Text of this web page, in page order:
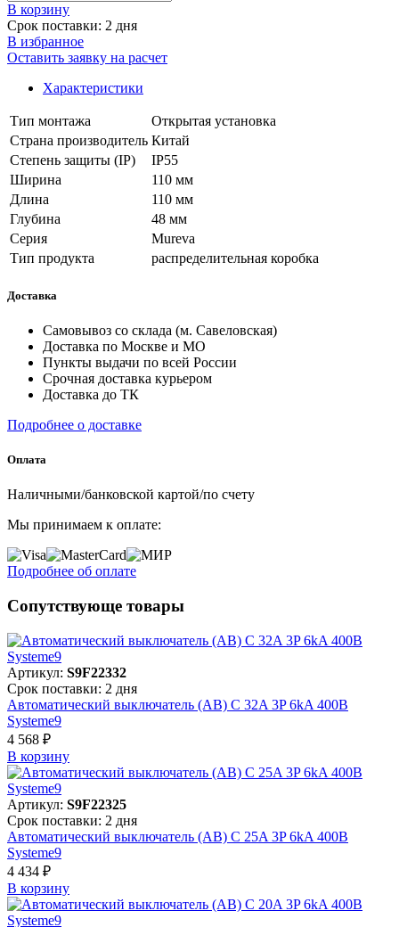
В корзинy
Срок поставки: 2 дня
В избранное
Оставить заявку на расчет
Характеристики
Тип монтажа
Открытая установка
Страна производитель Китай
Степень защиты (IP)
IP55
Ширина
110 мм
Длина
110 мм
Глубина
48 мм
Серия
Mureva
Тип продукта
распределительная коробка
Доставка
Самовывоз со склада (м. Савеловская)
Доставка по Москве и МО
Пункты выдачи по всей России
Срочная доставка курьером
Доставка до ТК
Подробнее о доставке
Оплата
Наличными/банковской картой/по счету
Мы принимаем к оплате:
Подробнее об оплате
Сопутствующе товары
Артикул: S9F22332
Срок поставки: 2 дня
Автоматический выключатель (АВ) C 32A 3P 6kA 400В
Systeme9
4 568 ₽
В корзинy
Артикул: S9F22325
Срок поставки: 2 дня
Автоматический выключатель (АВ) C 25A 3P 6kA 400В
Systeme9
4 434 ₽
В корзинy